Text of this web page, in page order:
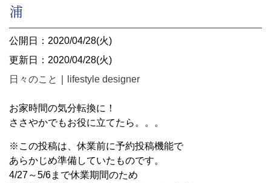
浦
公開日：2020/04/28(火)
更新日：2020/04/28(火)
日々のこと
lifestyle designer
お家時間の気分転換に！
ささやかでもお役に立てたら。。。
※この投稿は、休業前に予約投稿機能で
あらかじめ準備していたものです。
4/27～5/6まで休業期間のため